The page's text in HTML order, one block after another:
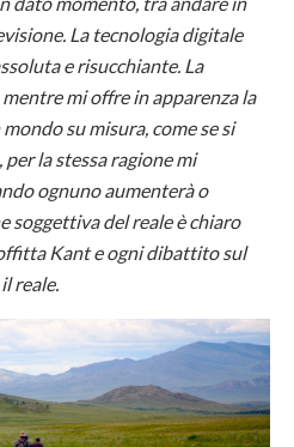
La tecnologia digitale
e risucchiante. La
mi offre in apparenza la
su misura, come se si
la stessa ragione mi
ognuno aumenterà o
soggettiva del reale è chiaro
Kant e ogni dibattito sul
reale.